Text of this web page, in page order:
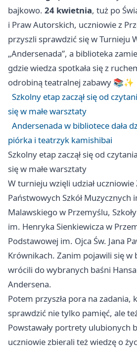
bajkowo. 24 kwietnia, tuż po
i Praw Autorskich, uczniowie z
przyszli sprawdzić się w Turnieju
„Andersenada”, a biblioteka
gdzie wiedza spotkała się z
odrobiną teatralnej zabawy 📚✨
Szkolny etap zaczął się od
się w małe warsztaty
Andersenada w bibliotece dała
piórka i teatrzyk kamishibai
Szkolny etap zaczął się od
się w małe warsztaty
W turnieju wzięli udział uczniowie
Państwowych Szkół Muzycznych
Malawskiego w Przemyślu,
im. Henryka Sienkiewicza w
Podstawowej im. Ojca Św. Jana
Krównikach. Zanim pojawili się w
wrócili do wybranych baśni
Andersena.
Potem przyszła pora na zadania,
sprawdzić nie tylko pamięć, ale
Powstawały portrety ulubionych
uczniowie zbierali też wiedzę o